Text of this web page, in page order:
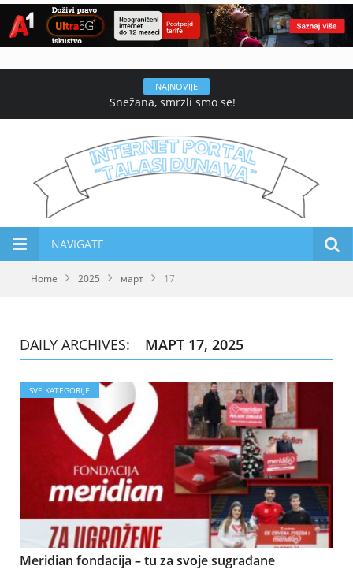
NAJNOVIJE
Snežana, smrzli smo se!
NAVIGATE
Home 2025 март 17
DAILY ARCHIVES: МАРТ 17, 2025
SVE KATEGORIJE
Meridian fondacija – tu za svoje sugrađane